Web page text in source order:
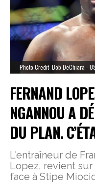
Photo Credit: Bob DeChiara -
FERNAND
NGANNOU A
DU PLAN.
L'entraîneur de
Lopez, revient
face à Stipe